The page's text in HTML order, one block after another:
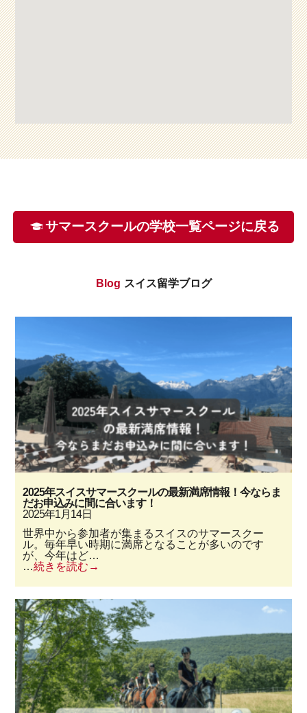
サマースクールの学校一覧ページに戻る
Blog スイス留学ブログ
2025年スイスサマースクールの最新満席情報！今ならま
だお申込みに間に合います！
2025年1月14日
世界中から参加者が集まるスイスのサマースクー
ル。毎年早い時期に満席となることが多いのです
が、今年はど…
…続きを読む